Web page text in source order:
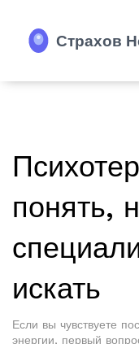
понять,
искать
Если вы чувствуете
энергии, первый